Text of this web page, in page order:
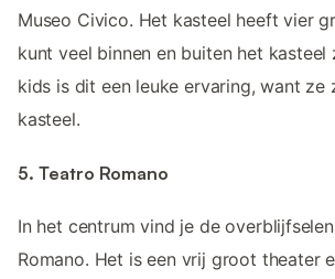
Museo Civico. Het kasteel heeft vier
kunt veel binnen en buiten het kasteel
kids is dit een leuke ervaring, want ze
kasteel.
5. Teatro Romano
In het centrum vind je de
Romano. Het is een vrij groot theater